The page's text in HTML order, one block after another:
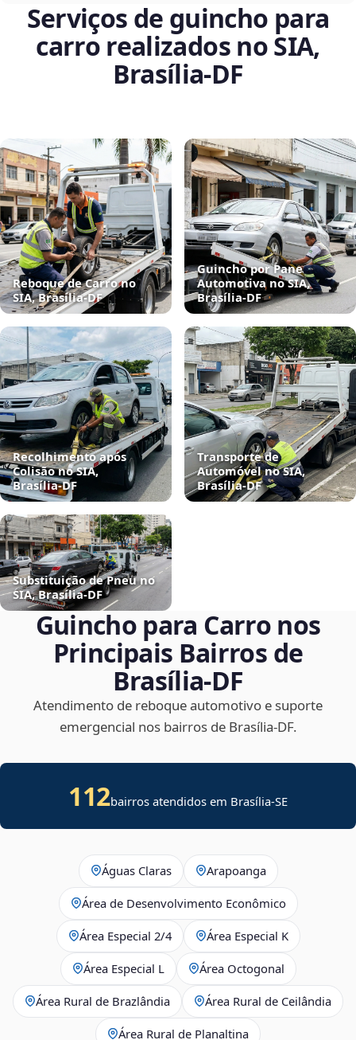
Serviços de guincho para
carro realizados no SIA,
Brasília‑DF
Reboque de Carro no
SIA, Brasília‑DF
Guincho por Pane
Automotiva no SIA,
Brasília‑DF
Recolhimento após
Colisão no SIA,
Brasília‑DF
Transporte de
Automóvel no SIA,
Brasília‑DF
Substituição de Pneu no
SIA, Brasília‑DF
Guincho para Carro nos
Principais Bairros de
Brasília‑DF
Atendimento de reboque automotivo e suporte
emergencial nos bairros de Brasília‑DF.
112bairros atendidos em Brasília-SE
Águas Claras Arapoanga
Área de Desenvolvimento Econômico
Área Especial 2/4 Área Especial K
Área Especial L Área Octogonal
Área Rural de Brazlândia Área Rural de Ceilândia
Área Rural de Planaltina